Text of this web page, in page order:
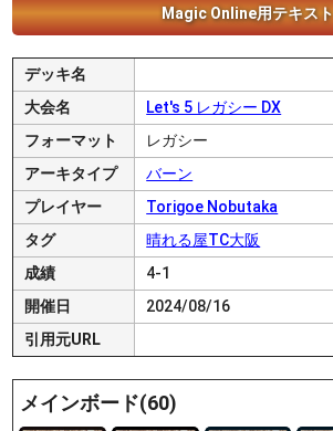
Magic Online用テキスト
デッキ名
大会名
Let's 5 レガシー DX
フォーマット
レガシー
アーキタイプ
バーン
プレイヤー
Torigoe Nobutaka
タグ
晴れる屋TC大阪
成績
4-1
開催日
2024/08/16
引用元URL
メインボード(60)